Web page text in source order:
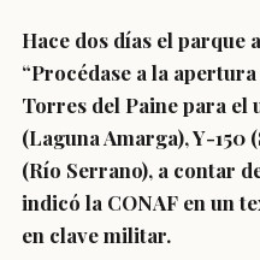
Hace dos días el parque
“Procédase a la
Torres del Paine para el
(Laguna Amarga), Y-150
(Río Serrano), a contar
indicó la CONAF en un
en clave militar.